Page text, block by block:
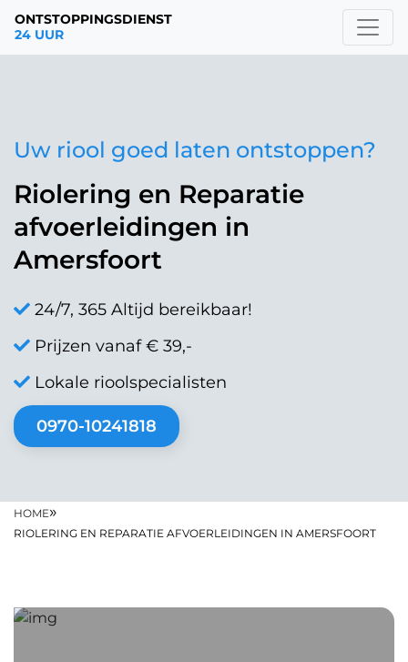
ONTSTOPPINGSDIENST
24 UUR
Uw riool goed laten ontstoppen?
Riolering en Reparatie
afvoerleidingen in
Amersfoort
24/7, 365 Altijd bereikbaar!
Prijzen vanaf € 39,-
Lokale rioolspecialisten
0970-10241818
HOME»
RIOLERING EN REPARATIE AFVOERLEIDINGEN IN AMERSFOORT